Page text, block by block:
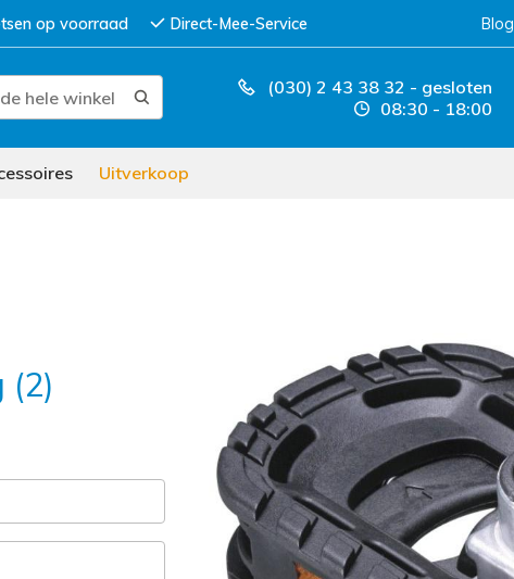
op voorraad Direct-Mee-Service Blog
(030) 2 43 38 32 - gesloten
08:30 - 18:00
Uitverkoop
(2)